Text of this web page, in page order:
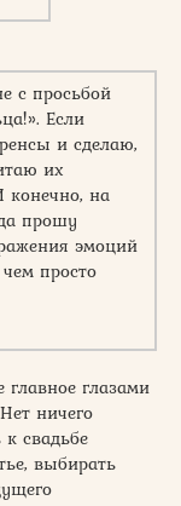
с просьбой
Если
и сделаю,
их
конечно, на
прошу
эмоций
просто
глазами
ничего
свадьбе
выбирать